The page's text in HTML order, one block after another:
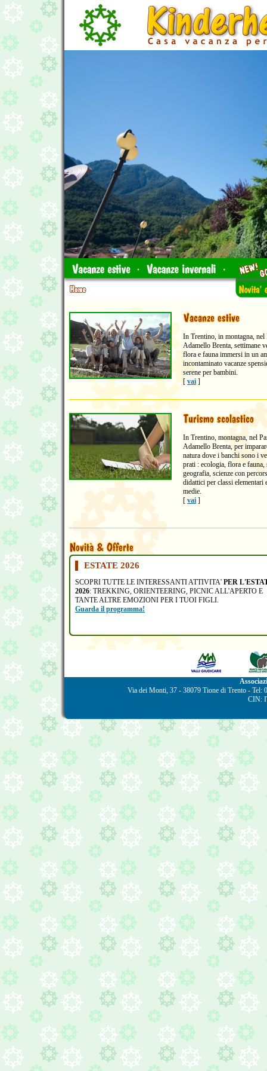
In Trentino, in montagna, nel
Adamello Brenta, settimane
flora e fauna immersi in un
incontaminato vacanze
serene per bambini.
[ vai ]
In Trentino, montagna, nel
Adamello Brenta, per
natura dove i banchi sono i
prati : ecologia, flora e fauna,
geografia, scienze con
didattici per classi elementari
medie.
[ vai ]
ESTATE 2026
SCOPRI TUTTE LE INTERESSANTI ATTIVITA' PER
2026: TREKKING, ORIENTEERING, PICNIC ALL'APERTO E
TANTE ALTRE EMOZIONI PER I TUOI FIGLI.
Guarda il programma!
Via dei Monti, 37 - 38079 Tione di Trento - Tel:
CIN: